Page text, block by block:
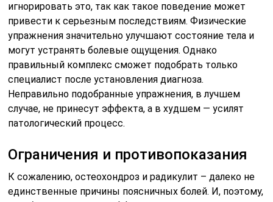
игнорировать это, так как такое поведение может
привести к серьезным последствиям. Физические
упражнения значительно улучшают состояние тела и
могут устранять болевые ощущения. Однако
правильный комплекс сможет подобрать только
специалист после установления диагноза.
Неправильно подобранные упражнения, в лучшем
случае, не принесут эффекта, а в худшем — усилят
патологический процесс.
Ограничения и противопоказания
К сожалению, остеохондроз и радикулит – далеко не
единственные причины поясничных болей. И, поэтому,